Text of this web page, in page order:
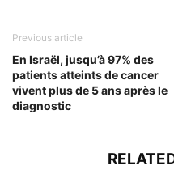
Previous article
En Israël, jusqu’à 97% des
patients atteints de cancer
vivent plus de 5 ans après le
diagnostic